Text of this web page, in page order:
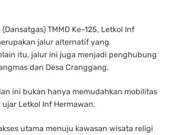
TMMD Ke-125, Letkol Inf
jalur alternatif yang
itu, jalur ini juga menjadi penghubung
dan Desa Cranggang.
ini bukan hanya memudahkan mobilitas
Letkol Inf Hermawan.
utama menuju kawasan wisata religi